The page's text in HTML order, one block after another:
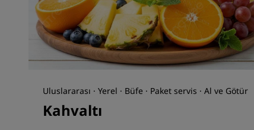
Uluslararası · Yerel · Büfe · Paket servis · Al ve Götür
Kahvaltı